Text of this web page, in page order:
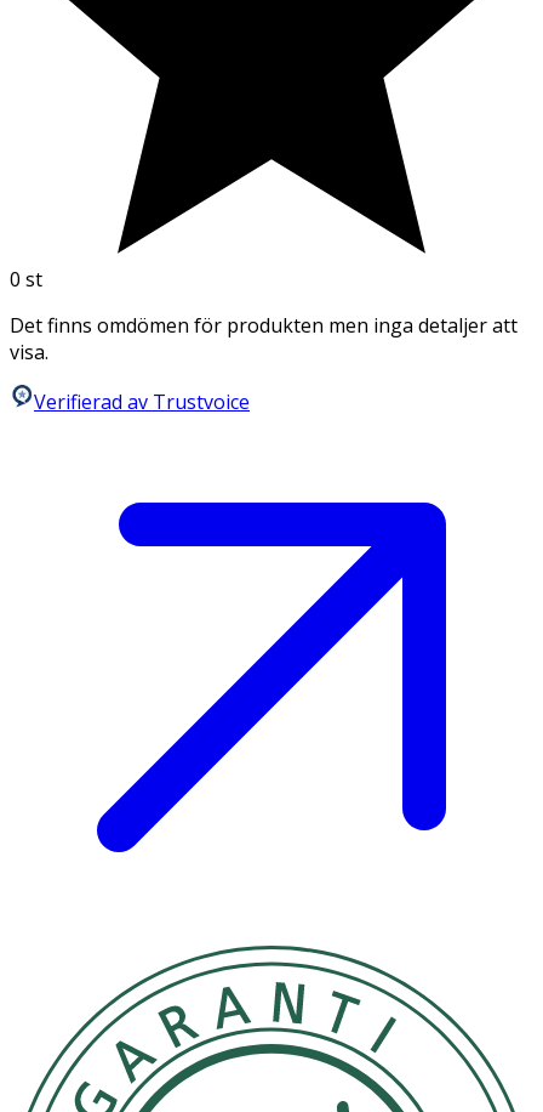
0 st
Det finns omdömen för produkten men inga detaljer att
visa.
Verifierad av Trustvoice